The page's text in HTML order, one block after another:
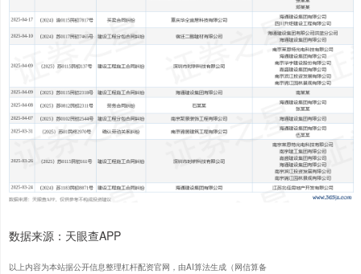
数据来源：天眼查APP
以上内容为本站据公开信息整理杠杆配资官网，由AI算法生成（网信算备